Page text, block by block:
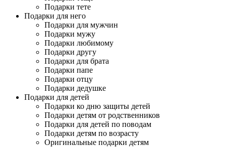
Подарки тете
Подарки для него
Подарки для мужчин
Подарки мужу
Подарки любимому
Подарки другу
Подарки для брата
Подарки папе
Подарки отцу
Подарки дедушке
Подарки для детей
Подарки ко дню защиты детей
Подарки детям от родственников
Подарки для детей по поводам
Подарки детям по возрасту
Оригинальные подарки детям